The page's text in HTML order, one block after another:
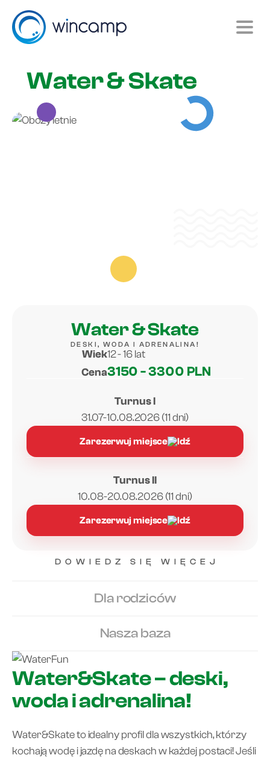
Water & Skate
Water & Skate
DESKI, WODA I ADRENALINA!
Wiek12 - 16 lat
Cena3150 - 3300 PLN
Turnus I
31.07-10.08.2026 (11 dni)
Zarezerwuj miejsce
Turnus II
10.08-20.08.2026 (11 dni)
Zarezerwuj miejsce
DOWIEDZ SIĘ WIĘCEJ
Dla rodziców
Nasza baza
Water&Skate – deski,
woda i adrenalina!
Water&Skate to idealny profil dla wszystkich, którzy
kochają wodę i jazdę na deskach w każdej postaci! Jeśli